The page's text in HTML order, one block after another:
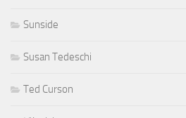
Sunside
Susan Tedeschi
Ted Curson